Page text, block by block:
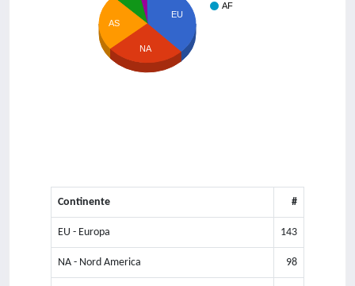
AF
EU
AS
NA
Continente #
EU - Europa 143
NA - Nord America 98